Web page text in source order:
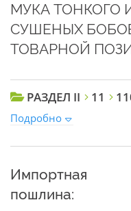
МУКА ТОНКОГО
СУШЕНЫХ
ТОВАРНОЙ
РАЗДЕЛ II 11
Подробно
Импортная
пошлина: